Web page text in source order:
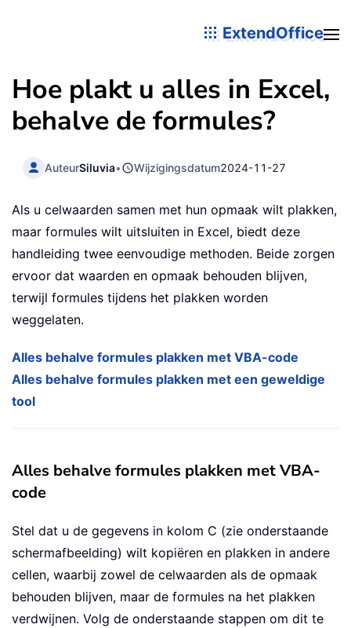
ExtendOffice
Hoe plakt u alles in Excel,
behalve de formules?
AuteurSiluvia• Wijzigingsdatum2024-11-27
Als u celwaarden samen met hun opmaak wilt plakken,
maar formules wilt uitsluiten in Excel, biedt deze
handleiding twee eenvoudige methoden. Beide zorgen
ervoor dat waarden en opmaak behouden blijven,
terwijl formules tijdens het plakken worden
weggelaten.
Alles behalve formules plakken met VBA-code
Alles behalve formules plakken met een geweldige
tool
Alles behalve formules plakken met VBA-
code
Stel dat u de gegevens in kolom C (zie onderstaande
schermafbeelding) wilt kopiëren en plakken in andere
cellen, waarbij zowel de celwaarden als de opmaak
behouden blijven, maar de formules na het plakken
verdwijnen. Volg de onderstaande stappen om dit te